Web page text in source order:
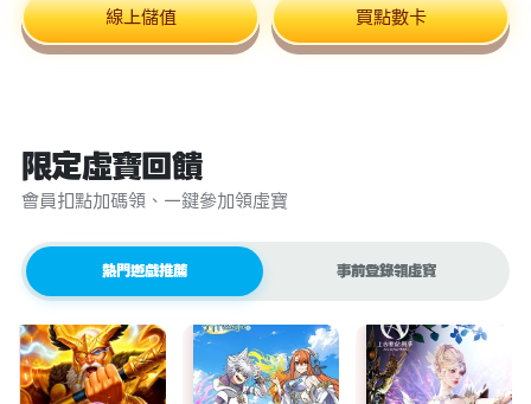
線上儲值 買點數卡
限定虛寶回饋
會員扣點加碼領、一鍵參加領虛寶
熱門遊戲推薦 事前登錄領虛寶